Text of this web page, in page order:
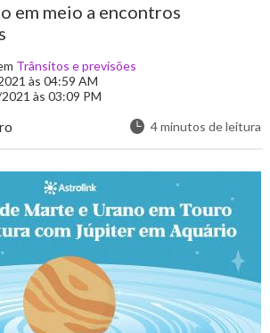
em meio a encontros
Trânsitos e previsões
às 04:59 AM
às 03:09 PM
4 minutos de leitura